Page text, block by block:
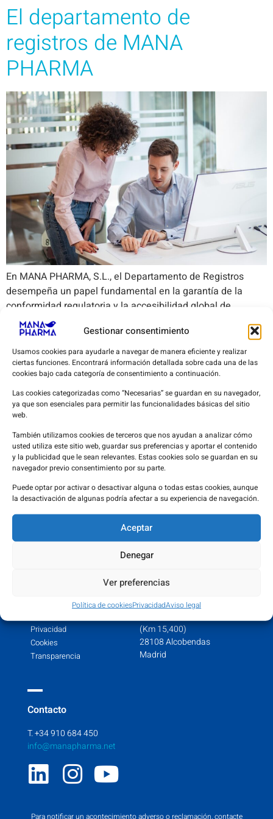
Gestionar consentimiento
Usamos cookies para ayudarle a navegar de manera eficiente y realizar
ciertas funciones. Encontrará información detallada sobre cada una de las
cookies bajo cada categoría de consentimiento a continuación.
Las cookies categorizadas como “Necesarias” se guardan en su navegador,
ya que son esenciales para permitir las funcionalidades básicas del sitio
web.
También utilizamos cookies de terceros que nos ayudan a analizar cómo
usted utiliza este sitio web, guardar sus preferencias y aportar el contenido
y la publicidad que le sean relevantes. Estas cookies solo se guardan en su
navegador previo consentimiento por su parte.
Puede optar por activar o desactivar alguna o todas estas cookies, aunque
la desactivación de algunas podría afectar a su experiencia de navegación.
Aceptar
Denegar
Ver preferencias
Política de cookiesPrivacidadAviso legal
El departamento de
registros de MANA
PHARMA
En MANA PHARMA, S.L., el Departamento de Registros
desempeña un papel fundamental en la garantía de la
conformidad regulatoria y la accesibilidad global de
medicamentos para uso humano, medicamentos
veterinarios, productos sanitarios, cosméticos y
complementos alimenticios.
Certificaciones
Certificados BPD
Autorización TAC
Autorización WDA
Licencia Importación PS
RUESA
Certificaciones
Farmacovigilancia
Reacciones adversas
Privacidad
Cookies
Transparencia
(Km 15,400)
28108 Alcobendas
Madrid
Contacto
T. +34 910 684 450
info@manapharma.net
Para notificar un acontecimiento adverso o reclamación, contacte